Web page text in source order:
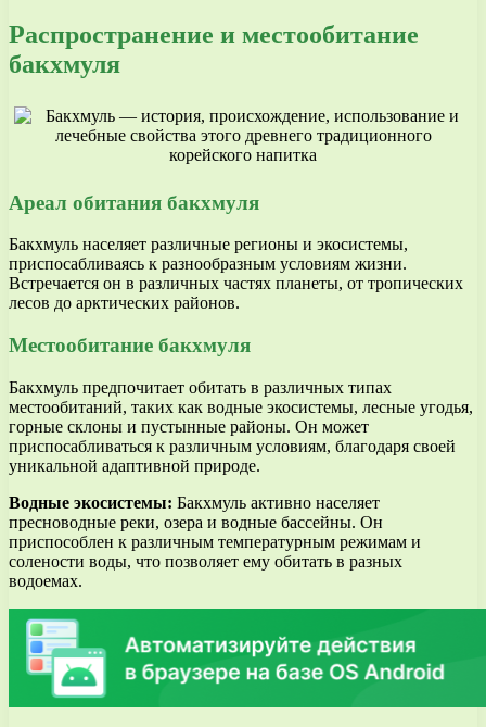
Распространение и местообитание
бакхмуля
Ареал обитания бакхмуля
Бакхмуль населяет различные регионы и экосистемы,
приспосабливаясь к разнообразным условиям жизни.
Встречается он в различных частях планеты, от тропических
лесов до арктических районов.
Местообитание бакхмуля
Бакхмуль предпочитает обитать в различных типах
местообитаний, таких как водные экосистемы, лесные угодья,
горные склоны и пустынные районы. Он может
приспосабливаться к различным условиям, благодаря своей
уникальной адаптивной природе.
Водные экосистемы: Бакхмуль активно населяет
пресноводные реки, озера и водные бассейны. Он
приспособлен к различным температурным режимам и
солености воды, что позволяет ему обитать в разных
водоемах.